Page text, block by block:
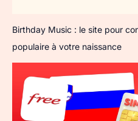
Birthday Music : le site pour
populaire à votre naissance